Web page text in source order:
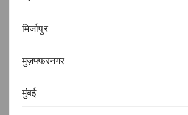
मिर्जापुर
मुज़फ्फरनगर
मुंबई